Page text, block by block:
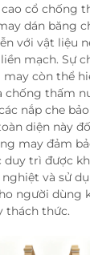
cổ chống
dán băng
với vật liệu
mạch. Sự
còn thể
chống thấm
nắp che
diện này
may đảm
trì được
và sử
người dùng
thách thức.